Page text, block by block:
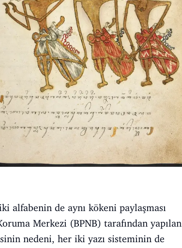
alfabenin de aynı kökeni paylaşması
Merkezi (BPNB) tarafından yapılan
nedeni, her iki yazı sisteminin de